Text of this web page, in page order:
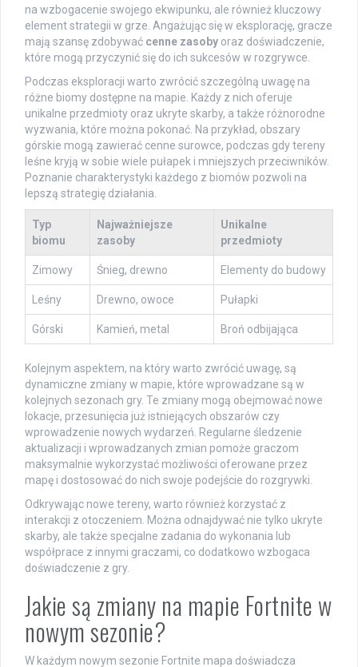
na wzbogacenie swojego ekwipunku, ale również kluczowy
element strategii w grze. Angażując się w eksplorację, gracze
mają szansę zdobywać cenne zasoby oraz doświadczenie,
które mogą przyczynić się do ich sukcesów w rozgrywce.
Podczas eksploracji warto zwrócić szczególną uwagę na
różne biomy dostępne na mapie. Każdy z nich oferuje
unikalne przedmioty oraz ukryte skarby, a także różnorodne
wyzwania, które można pokonać. Na przykład, obszary
górskie mogą zawierać cenne surowce, podczas gdy tereny
leśne kryją w sobie wiele pułapek i mniejszych przeciwników.
Poznanie charakterystyki każdego z biomów pozwoli na
lepszą strategię działania.
Typ
biomu
Najważniejsze
zasoby
Unikalne
przedmioty
Zimowy Śnieg, drewno Elementy do budowy
Leśny Drewno, owoce Pułapki
Górski Kamień, metal Broń odbijająca
Kolejnym aspektem, na który warto zwrócić uwagę, są
dynamiczne zmiany w mapie, które wprowadzane są w
kolejnych sezonach gry. Te zmiany mogą obejmować nowe
lokacje, przesunięcia już istniejących obszarów czy
wprowadzenie nowych wydarzeń. Regularne śledzenie
aktualizacji i wprowadzanych zmian pomoże graczom
maksymalnie wykorzystać możliwości oferowane przez
mapę i dostosować do nich swoje podejście do rozgrywki.
Odkrywając nowe tereny, warto również korzystać z
interakcji z otoczeniem. Można odnajdywać nie tylko ukryte
skarby, ale także specjalne zadania do wykonania lub
współprace z innymi graczami, co dodatkowo wzbogaca
doświadczenie z gry.
Jakie są zmiany na mapie Fortnite w
nowym sezonie?
W każdym nowym sezonie Fortnite mapa doświadcza